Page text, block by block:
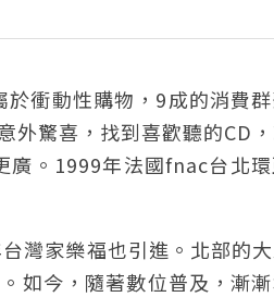
衝動性購物，9成的消費
外驚喜，找到喜歡聽的CD
廣。1999年法國fnac台北
灣家樂福也引進。北部的大
如今，隨著數位普及，漸